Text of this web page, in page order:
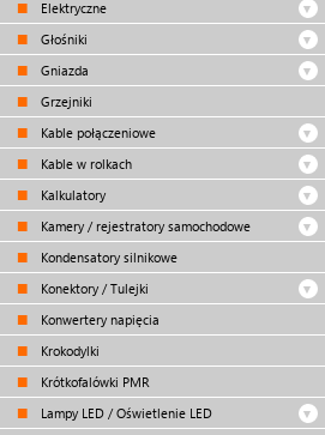
Elektryczne
Głośniki
Gniazda
Grzejniki
Kable połączeniowe
Kable w rolkach
Kalkulatory
Kamery / rejestratory samochodowe
Kondensatory silnikowe
Konektory / Tulejki
Konwertery napięcia
Krokodylki
Krótkofalówki PMR
Lampy LED / Oświetlenie LED